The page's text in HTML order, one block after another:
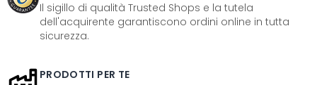
Il sigillo di qualità Trusted Shops e la tutela
dell'acquirente garantiscono ordini online in tutta
sicurezza.
PRODOTTI PER TE